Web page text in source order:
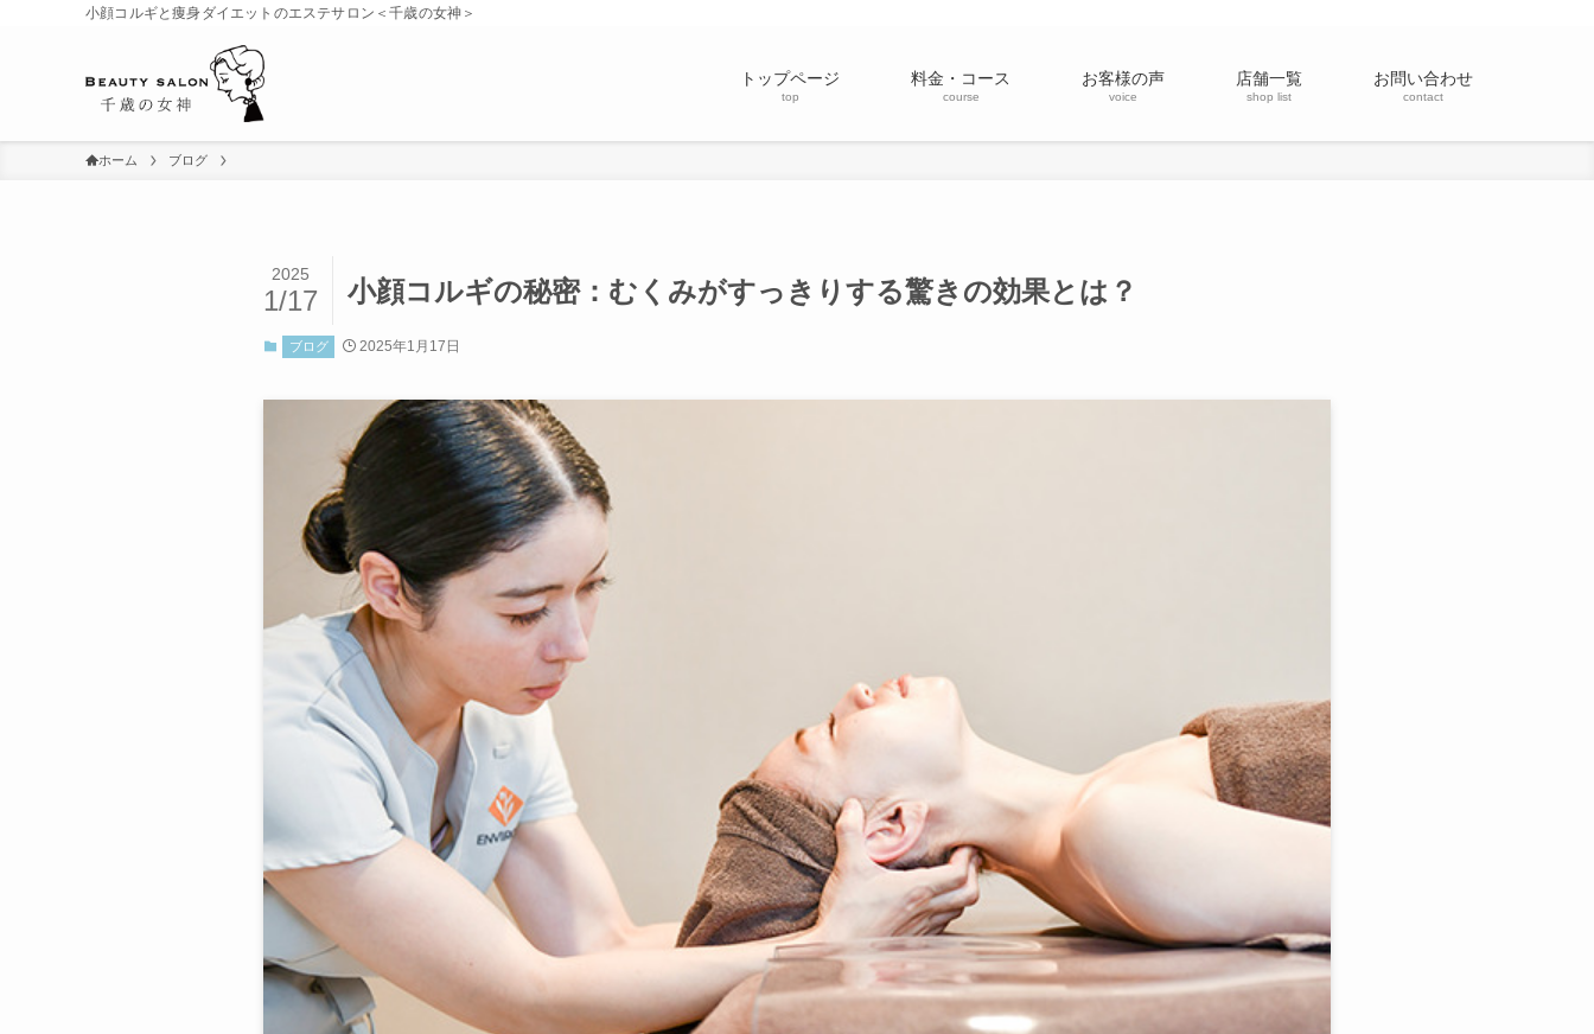
小顔コルギと痩身ダイエットのエステサロン＜千歳の女神＞
トップページ
top
料金・コース
course
お客様の声
voice
店舗一覧
shop list
お問い合わせ
contact
ホーム ブログ
小顔コルギの秘密：むくみがすっきりする驚きの効果とは？
2025
1/17
ブログ 2025年1月17日